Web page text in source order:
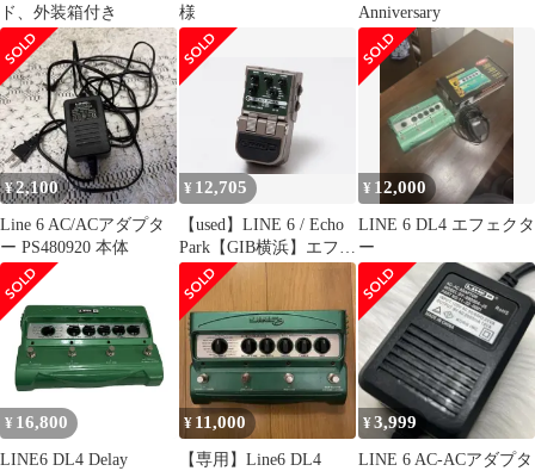
ド、外装箱付き
様
Anniversary
¥2,100
Line 6 AC/ACアダプタ
ー PS480920 本体
¥ 12,705
【used】LINE 6 / Echo
Park【GIB横浜】エフェ
クター
¥ 12,000
LINE 6 DL4 エフェクタ
ー
¥ 16,800
LINE6 DL4 Delay
¥ 11,000
【専用】Line6 DL4
¥3,999
LINE 6 AC-ACアダプタ